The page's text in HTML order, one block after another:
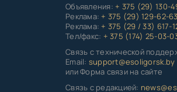
Объявления:+ 375 (29) 130-
Реклама:+ 375 (29) 129-62-63
Реклама:+ 375 (29 / 33) 617-
Тел/факс: + 375 (174) 25-03-
Связь с технической
Email: support@esoligorsk.by
или Форма связи на сайте
Связь с редакцией: